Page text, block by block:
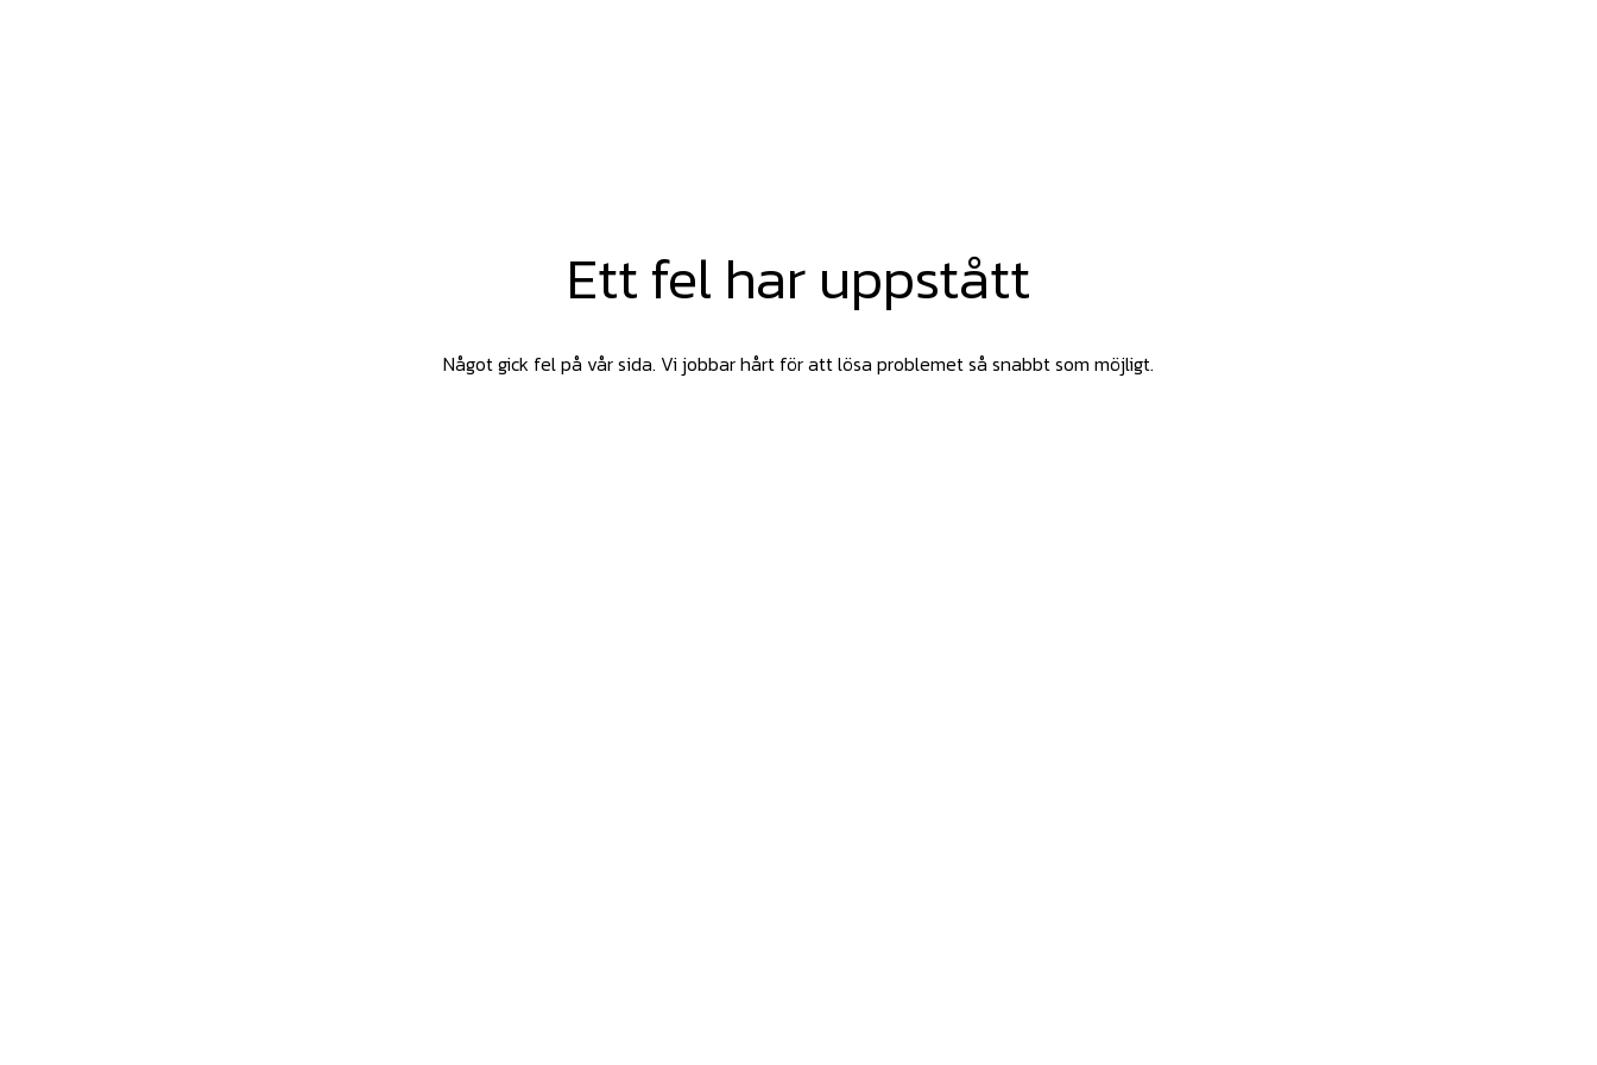
Ett fel har uppstått
Något gick fel på vår sida. Vi jobbar hårt för att lösa problemet så snabbt som möjligt.